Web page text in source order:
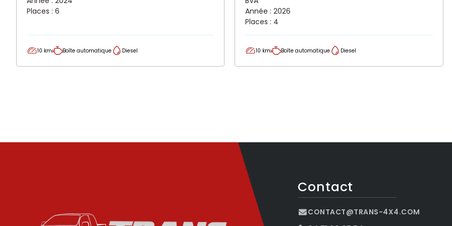
Places : 6
10 km Boîte automatique Diesel
Année : 2026
Places : 4
10 km Boîte automatique Diesel
Contact
CONTACT@TRANS-4X4.COM